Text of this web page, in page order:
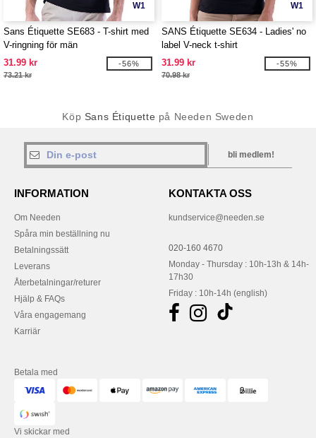
W1
Sans Étiquette SE683 - T-shirt med
V-ringning för män
31.99 kr
73.21 kr
-56%
W1
SANS Étiquette SE634 - Ladies' no
label V-neck t-shirt
31.99 kr
70.98 kr
-55%
Köp Sans Étiquette på Needen Sweden
bli medlem!
INFORMATION
Om Needen
Spåra min beställning nu
Betalningssätt
Leverans
Återbetalningar/returer
Hjälp & FAQs
Våra engagemang
Karriär
KONTAKTA OSS
kundservice@needen.se
020-160 4670
Monday - Thursday : 10h-13h & 14h-
17h30
Friday : 10h-14h (english)
Betala med
Vi skickar med